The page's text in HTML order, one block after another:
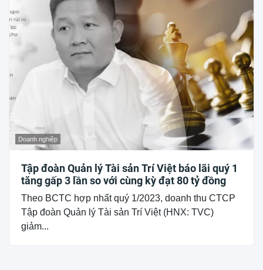
Doanh nghiệp
Tập đoàn Quản lý Tài sản Trí Việt báo lãi quý 1
tăng gấp 3 lần so với cùng kỳ đạt 80 tỷ đồng
Theo BCTC hợp nhất quý 1/2023, doanh thu CTCP
Tập đoàn Quản lý Tài sản Trí Việt (HNX: TVC)
giảm...